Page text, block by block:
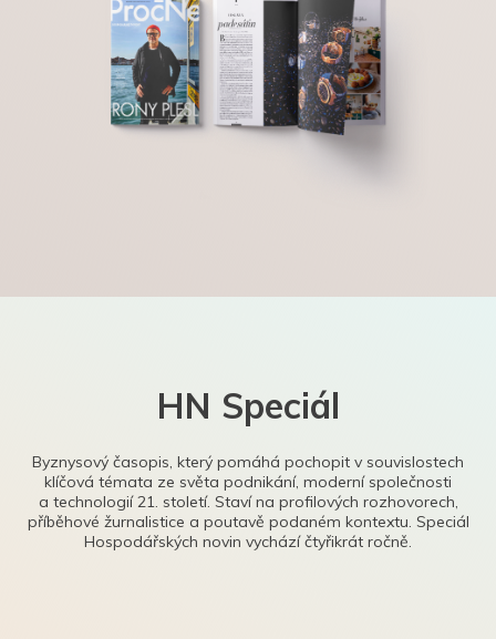
HN Speciál
Byznysový časopis, který pomáhá pochopit v souvislostech
klíčová témata ze světa podnikání, moderní společnosti
a technologií 21. století. Staví na profilových rozhovorech,
příběhové žurnalistice a poutavě podaném kontextu. Speciál
Hospodářských novin vychází čtyřikrát ročně.